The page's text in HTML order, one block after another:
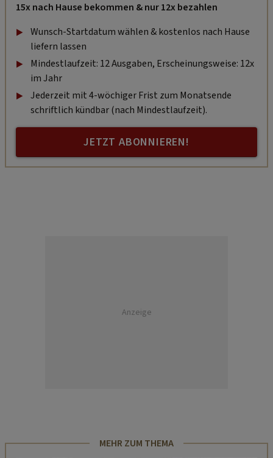
15x nach Hause bekommen & nur 12x bezahlen
Wunsch-Startdatum wählen & kostenlos nach Hause
liefern lassen
Mindestlaufzeit: 12 Ausgaben, Erscheinungsweise: 12x
im Jahr
Jederzeit mit 4-wöchiger Frist zum Monatsende
schriftlich kündbar (nach Mindestlaufzeit).
JETZT ABONNIEREN!
Anzeige
MEHR ZUM THEMA